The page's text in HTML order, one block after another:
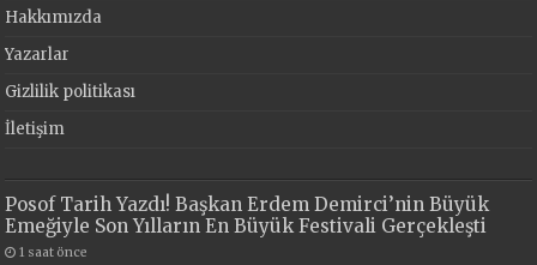
Hakkımızda
Yazarlar
Gizlilik politikası
İletişim
Posof Tarih Yazdı! Başkan Erdem Demirci’nin Büyük
Emeğiyle Son Yılların En Büyük Festivali Gerçekleşti
1 saat önce